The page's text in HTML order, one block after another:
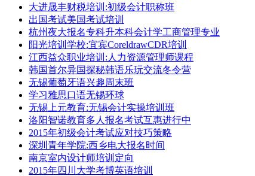
大进晟丰财税培训:初级会计职称班
出国考试美国考试培训
杭州夜大报名专科升本科会计学工商管理专业
阳光培训学校:宜宾CoreldrawCDR培训
江西益众职业培训:人力资源管理师课程
韩国首尔异国探秘韩语乐玩交流冬令营
无锡葡萄牙语兴趣周末班
学习雅思口语无锡环球
无锡上元教育:无锡会计实操培训班
洛阳智诺教育多人报名考试互惠进行中
2015年初级会计考试应对技巧策略
深圳青年学院:西乡电大报名时间
南京室内设计师培训定向
2015年四川大学考博英语培训